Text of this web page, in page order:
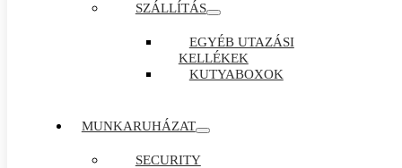
SZÁLLÍTÁS
EGYÉB UTAZÁSI
KELLÉKEK
KUTYABOXOK
MUNKARUHÁZAT
SECURITY